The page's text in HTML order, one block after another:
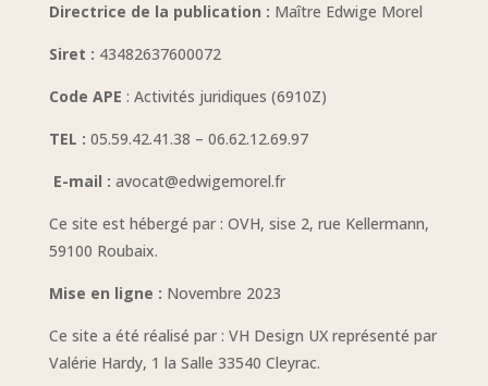
Directrice de la publication : Maître Edwige Morel
Siret : 43482637600072
Code APE : Activités juridiques (6910Z)
TEL : 05.59.42.41.38 – 06.62.12.69.97
E-mail : avocat@edwigemorel.fr
Ce site est hébergé par : OVH, sise 2, rue Kellermann,
59100 Roubaix.
Mise en ligne : Novembre 2023
Ce site a été réalisé par : VH Design UX représenté par
Valérie Hardy, 1 la Salle 33540 Cleyrac.